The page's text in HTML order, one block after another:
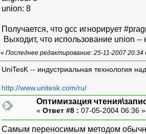
};
#define union_field_1
int ptr_diff(void * p1,
{
return (char *)p2 -
}
int main()
{
struct
union: 8
Получается, что gcc игнорирует
Выходит, что использование union
« Последнее редактирование: 25-11-2007 20:34
UniTesK -- индустриальная технология
http://www.unitesk.com/ru/
Оптимизация
« Ответ #8 : 07-05-2004 06:36
Cамым переносимым методом